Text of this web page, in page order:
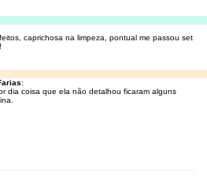
caprichosa na limpeza, pontual me passou set
:
dia coisa que ela não detalhou ficaram alguns